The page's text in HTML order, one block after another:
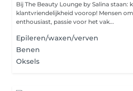
Bij The Beauty Lounge by Salina staan:
klantvriendelijkheid voorop! Mensen
enthousiast, passie voor het vak...
Epileren/waxen/verven
Benen
Oksels